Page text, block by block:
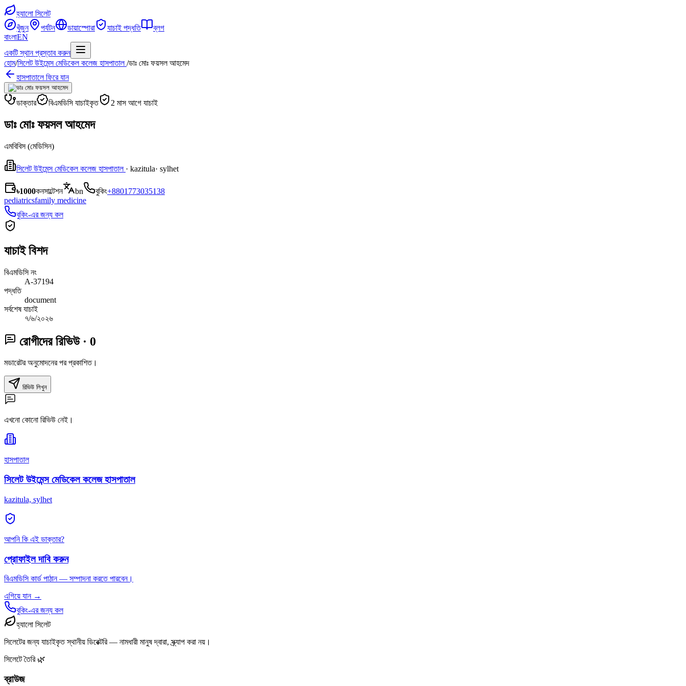
হ্যালো সিলেট
খুঁজুন
পর্যটন ডায়াস্পোরা যাচাই পদ্ধতি
ব্লগ
বাংলাEN
একটি স্থান প্রস্তাব করুন
হোম/সিলেট উইমেন্স মেডিকেল কলেজ হাসপাতাল/ডাঃ মোঃ ফয়সল আহমেদ
হাসপাতালে ফিরে যান
ডাক্তার বিএমডিসি যাচাইকৃত 2 মাস আগে যাচাই
ডাঃ মোঃ ফয়সল আহমেদ
এমবিবিস (মেডিসিন)
সিলেট উইমেন্স মেডিকেল কলেজ হাসপাতাল · kazitula· sylhet
৳1000কনসাল্টেশন bn বুকিং+8801773035138
pediatricsfamily medicine
বুকিং-এর জন্য কল
যাচাই বিশদ
বিএমডিসি নং
A-37194
পদ্ধতি
document
সর্বশেষ যাচাই
৭/৬/২০২৬
রোগীদের রিভিউ · 0
মডারেটর অনুমোদনের পর প্রকাশিত।
রিভিউ লিখুন
এখনো কোনো রিভিউ নেই।
হাসপাতাল
সিলেট উইমেন্স মেডিকেল কলেজ হাসপাতাল
kazitula, sylhet
আপনি কি এই ডাক্তার?
প্রোফাইল দাবি করুন
বিএমডিসি কার্ড পাঠান — সম্পাদনা করতে পারবেন।
এগিয়ে যান →
বুকিং-এর জন্য কল
হ্যালো সিলেট
সিলেটের জন্য যাচাইকৃত স্থানীয় ডিরেক্টরি — নামধারী মানুষ দ্বারা, স্ক্র্যাপ করা নয়।
সিলেটে তৈরি 🌿
ব্রাউজ